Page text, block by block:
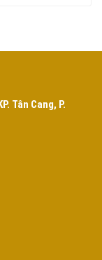
Tân Cang, P.